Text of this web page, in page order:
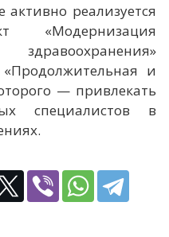
реализуется
«Модернизация
и
— привлекать
специалистов в